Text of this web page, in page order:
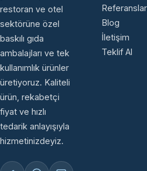
restoran ve otel
sektörüne özel
baskılı gıda
ambalajları ve tek
kullanımlık ürünler
üretiyoruz. Kaliteli
ürün, rekabetçi
fiyat ve hızlı
tedarik anlayışıyla
hizmetinizdeyiz.
Blog
İletişim
Teklif Al